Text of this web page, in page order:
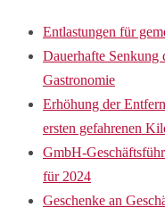
Entlastungen für
Dauerhafte Senkung
Gastronomie
Erhöhung der
ersten gefahrenen
GmbH-
für 2024
Geschenke an